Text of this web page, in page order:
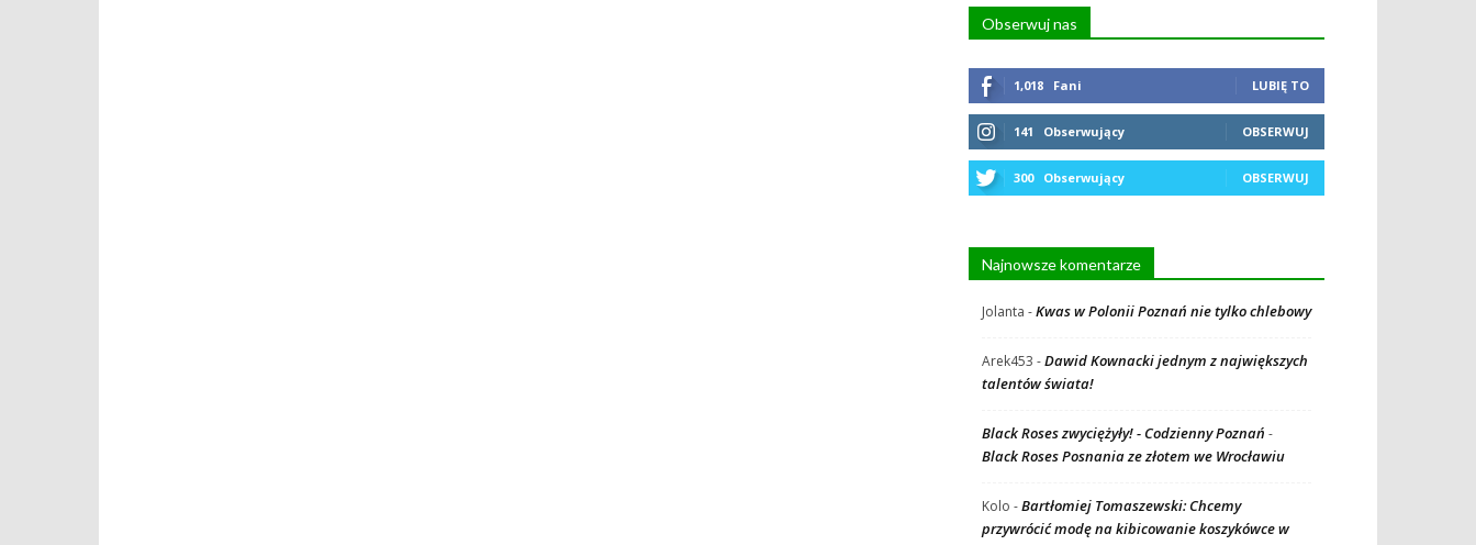
Obserwuj nas
1,018 Fani LUBIĘ TO
141 Obserwujący OBSERWUJ
300 Obserwujący OBSERWUJ
Najnowsze komentarze
Jolanta -Kwas w Polonii Poznań nie tylko chlebowy
Arek453 -Dawid Kownacki jednym z największych
talentów świata!
Black Roses zwyciężyły! - Codzienny Poznań -
Black Roses Posnania ze złotem we Wrocławiu
Kolo -Bartłomiej Tomaszewski: Chcemy
przywrócić modę na kibicowanie koszykówce w